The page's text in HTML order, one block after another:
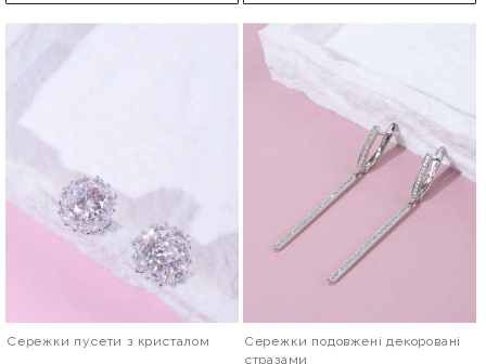
Сережки пусети з кристалом
Сережки подовжені декоровані
стразами